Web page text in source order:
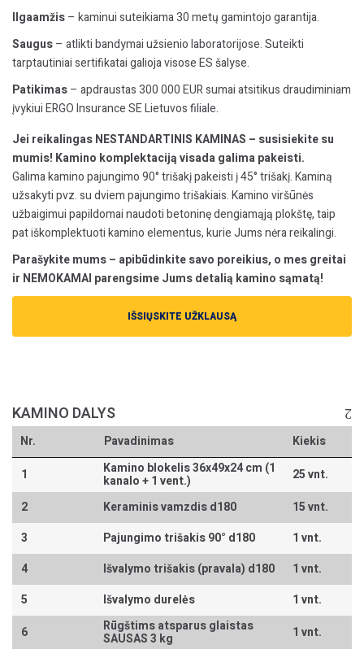
Ilgaamžis– kaminui suteikiama 30 metų gamintojo garantija.
Saugus– atlikti bandymai užsienio laboratorijose. Suteikti
tarptautiniai sertifikatai galioja visose ES šalyse.
Patikimas– apdraustas 300 000 EUR sumai atsitikus draudiminiam
įvykiui ERGO Insurance SE Lietuvos filiale.
Jei reikalingas NESTANDARTINIS KAMINAS – susisiekite su
mumis! Kamino komplektaciją visada galima pakeisti.
Galima kamino pajungimo 90° trišakį pakeisti į 45° trišakį. Kaminą
užsakyti pvz. su dviem pajungimo trišakiais. Kamino viršūnės
užbaigimui papildomai naudoti betoninę dengiamąją plokštę, taip
pat iškomplektuoti kamino elementus, kurie Jums nėra reikalingi.
Parašykite mums – apibūdinkite savo poreikius, o mes greitai
ir NEMOKAMAI parengsime Jums detalią kamino sąmatą!
IŠSIŲSKITE UŽKLAUSĄ
KAMINO DALYS
Nr. Pavadinimas
Kiekis
1
Kamino blokelis 36x49x24 cm (1
kanalo + 1 vent.)
25 vnt.
2
Keraminis vamzdis d180
15 vnt.
3
Pajungimo trišakis 90° d180
1 vnt.
4
Išvalymo trišakis (pravala) d180
1 vnt.
5
Išvalymo durelės
1 vnt.
6
Rūgštims atsparus glaistas
SAUSAS 3 kg
1 vnt.